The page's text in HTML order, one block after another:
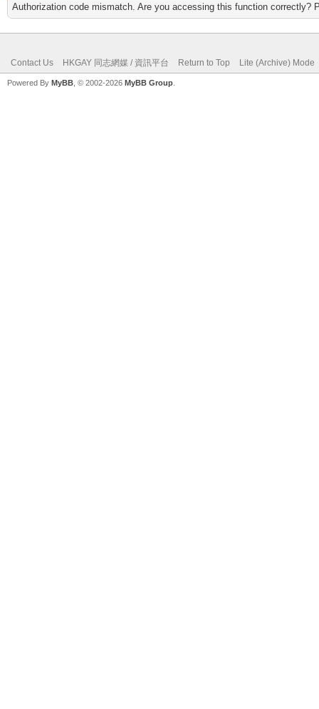
Authorization code mismatch. Are you accessing this function correctly?
Contact Us HKGAY 同志網媒 / 資訊平台 Return to Top Lite (Archive) Mode
Powered By MyBB , © 2002-2026 MyBB Group